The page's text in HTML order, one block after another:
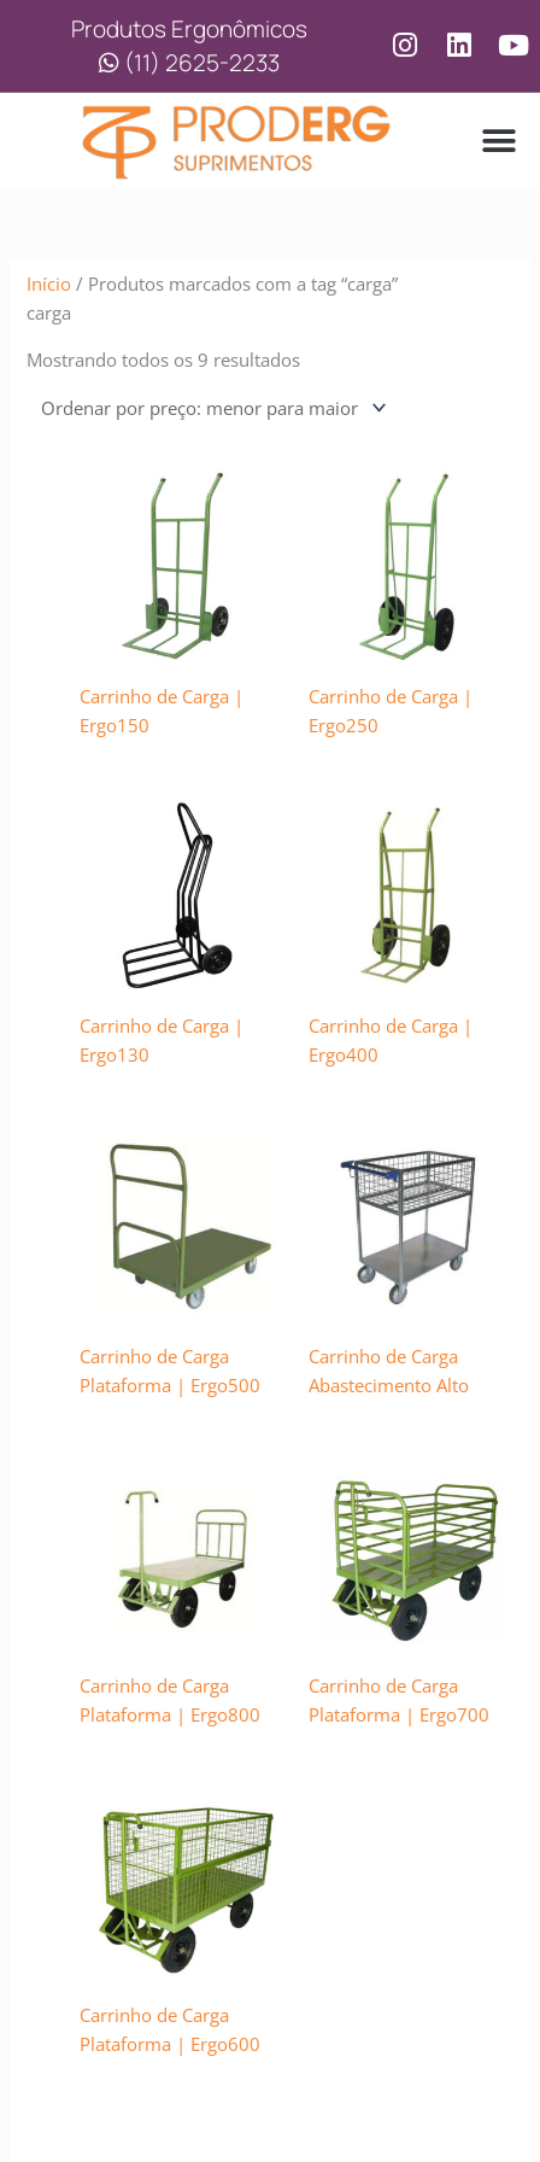
conteúdo
Produtos Ergonômicos
(11) 2625-2233
Início / Produtos marcados com a tag “carga”
carga
Mostrando todos os 9 resultados
por
baixo
para
alto
Carrinho de Carga |
Ergo150
Carrinho de Carga |
Ergo250
Carrinho de Carga |
Ergo130
Carrinho de Carga |
Ergo400
Carrinho de Carga
Plataforma | Ergo500
Carrinho de Carga
Abastecimento Alto
Carrinho de Carga
Plataforma | Ergo800
Carrinho de Carga
Plataforma | Ergo700
Carrinho de Carga
Plataforma | Ergo600